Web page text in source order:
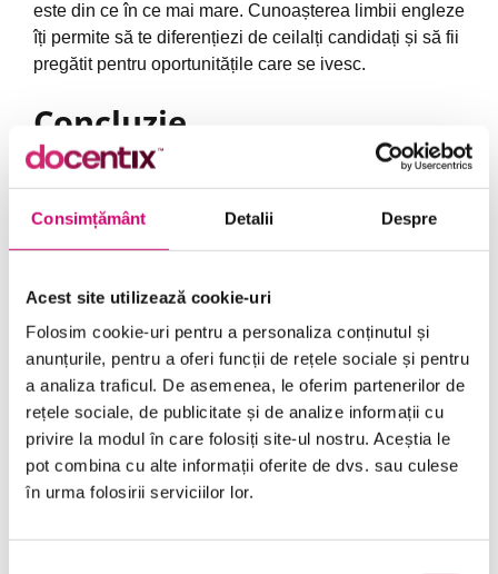
Consimțământ Detalii Despre
Acest site utilizează cookie-uri
Folosim cookie-uri pentru a personaliza conținutul și
anunțurile, pentru a oferi funcții de rețele sociale și pentru
a analiza traficul. De asemenea, le oferim partenerilor de
rețele sociale, de publicitate și de analize informații cu
privire la modul în care folosiți site-ul nostru. Aceștia le
pot combina cu alte informații oferite de dvs. sau culese
în urma folosirii serviciilor lor.
este din ce în ce mai mare. Cunoașterea limbii engleze
îți permite să te diferențiezi de ceilalți candidați și să fii
pregătit pentru oportunitățile care se ivesc.
Concluzie
necesitate în era globalizării. Dacă vrei să îți deschizi
noi orizonturi profesionale, să accesezi resurse
investește în învățarea limbii engleze.
Distribuie
Cum Să Îți Îmbunătățești Engleza Rapid: